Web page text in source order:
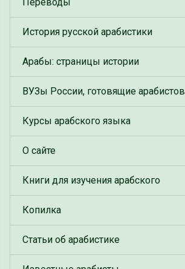
Переводы
История русской арабистики
Арабы: страницы истории
ВУЗы России, готовящие арабистов
Курсы арабского языка
О сайте
Книги для изучения арабского
Копилка
Статьи об арабистике